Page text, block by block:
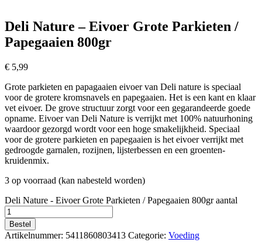
Deli Nature – Eivoer Grote Parkieten /
Papegaaien 800gr
€ 5,99
Grote parkieten en papagaaien eivoer van Deli nature is speciaal
voor de grotere kromsnavels en papegaaien. Het is een kant en klaar
vet eivoer. De grove structuur zorgt voor een gegarandeerde goede
opname. Eivoer van Deli Nature is verrijkt met 100% natuurhoning
waardoor gezorgd wordt voor een hoge smakelijkheid. Speciaal
voor de grotere parkieten en papegaaien is het eivoer verrijkt met
gedroogde garnalen, rozijnen, lijsterbessen en een groenten-
kruidenmix.
3 op voorraad (kan nabesteld worden)
Deli Nature - Eivoer Grote Parkieten / Papegaaien 800gr aantal
Bestel
Artikelnummer: 5411860803413 Categorie: Voeding